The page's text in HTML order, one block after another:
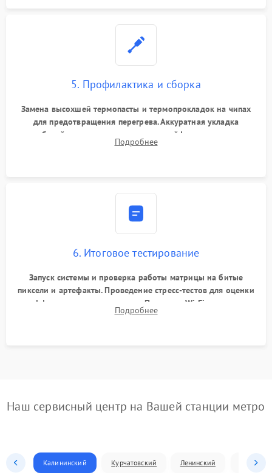
5. Профилактика и сборка
Замена высохшей термопасты и термопрокладок на чипах
для предотвращения перегрева. Аккуратная укладка
кабелей, подключение хрупких шлейфов матрицы и
надежная фиксация всех элементов внутри корпуса
Подробнее
6. Итоговое тестирование
Запуск системы и проверка работы матрицы на битые
пиксели и артефакты. Проведение стресс-тестов для оценки
эффективности охлаждения. Проверка Wi-Fi, камеры,
микрофона и всех портов перед выдачей устройства.
Подробнее
Наш сервисный центр на Вашей станции метро
Калининский Курчатовский Ленинский